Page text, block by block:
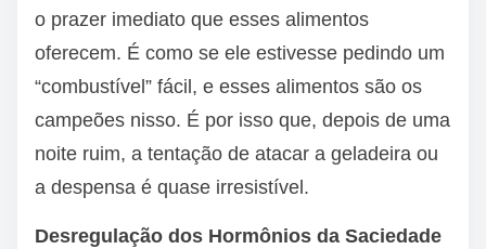
o prazer imediato que esses alimentos
oferecem. É como se ele estivesse pedindo um
“combustível” fácil, e esses alimentos são os
campeões nisso. É por isso que, depois de uma
noite ruim, a tentação de atacar a geladeira ou
a despensa é quase irresistível.
Desregulação dos Hormônios da Saciedade